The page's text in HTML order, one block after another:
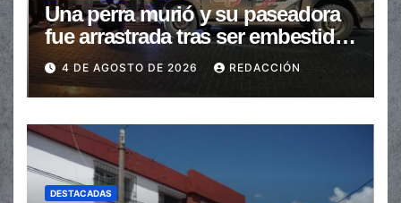
Una perra murió y su paseadora
fue arrastrada tras ser embestidas
en la senda peatonal
4 DE AGOSTO DE 2026 REDACCIÓN
DESTACADAS